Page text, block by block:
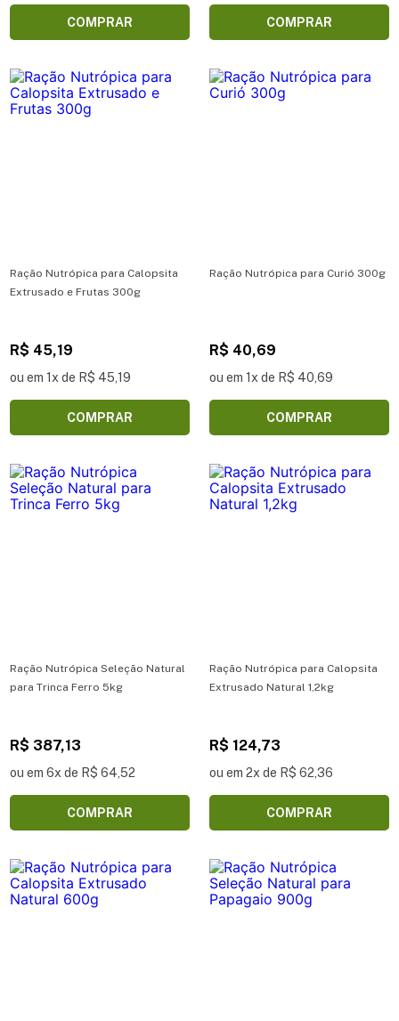
COMPRAR COMPRAR
Ração Nutrópica para Calopsita
Extrusado e Frutas 300g
R$ 45,19
ou em 1x de R$ 45,19
COMPRAR
Ração Nutrópica para Curió 300g
R$ 40,69
ou em 1x de R$ 40,69
COMPRAR
Ração Nutrópica Seleção Natural
para Trinca Ferro 5kg
R$ 387,13
ou em 6x de R$ 64,52
COMPRAR
Ração Nutrópica para Calopsita
Extrusado Natural 1,2kg
R$ 124,73
ou em 2x de R$ 62,36
COMPRAR